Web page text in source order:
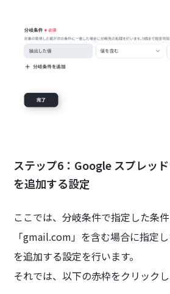
ステップ6：Google スプレッ
を追加する設定
ここでは、分岐条件で指定した条件
「gmail.com」を含む場合に指定
を追加する設定を行います。
それでは、以下の赤枠をクリックし